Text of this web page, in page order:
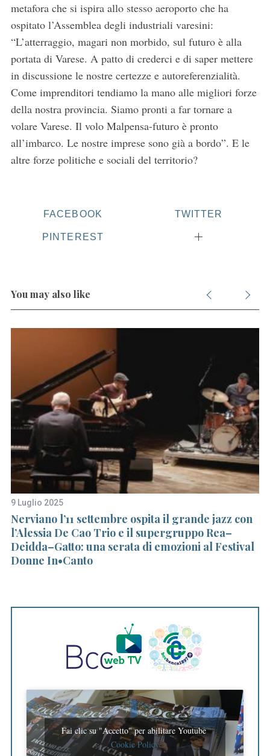
metafora che si ispira allo stesso aeroporto che ha
ospitato l’Assemblea degli industriali varesini:
“L’atterraggio, magari non morbido, sul futuro è alla
portata di Varese. A patto di crederci e di saper mettere
in discussione le nostre certezze e autoreferenzialità.
Come imprenditori tendiamo la mano alle migliori forze
della nostra provincia. Siamo pronti a far tornare a
volare Varese. Il volo Malpensa-futuro è pronto
all’imbarco. Le nostre imprese sono già a bordo”. E le
altre forze politiche e sociali del territorio?
FACEBOOK TWITTER
PINTEREST
You may also like
9 Luglio 2025
Nerviano l’11 settembre ospita il grande jazz con
l’Alessia De Cao Trio e il supergruppo Rea–
Deidda–Gatto: una serata di emozioni al Festival
Donne In•Canto
Fai clic su "Accetto" per abilitare Youtube
Cookie Policy